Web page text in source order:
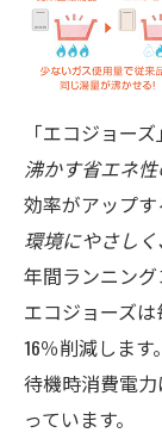
「エコジョー
沸かす省エネ
効率がアップす
環境にやさし
年間ランニン
エコジョーズは
16％削減します。
待機時消費電力
っています。